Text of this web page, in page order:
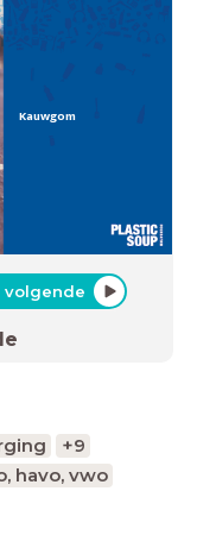
Kauwgom
volgende
+9
havo, vwo